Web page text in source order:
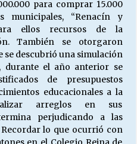
para comprar 15.000
municipales, “Renacín y
ellos recursos de la
También se otorgaron
se descubrió una simulación
durante el año anterior se
de presupuestos
educacionales a la
arreglos en sus
perjudicando a las
lo que ocurrió con